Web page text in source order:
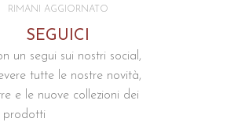
RIMANI AGGIORNATO
SEGUICI
un segui sui nostri social,
tutte le nostre novità,
e le nuove collezioni dei
prodotti